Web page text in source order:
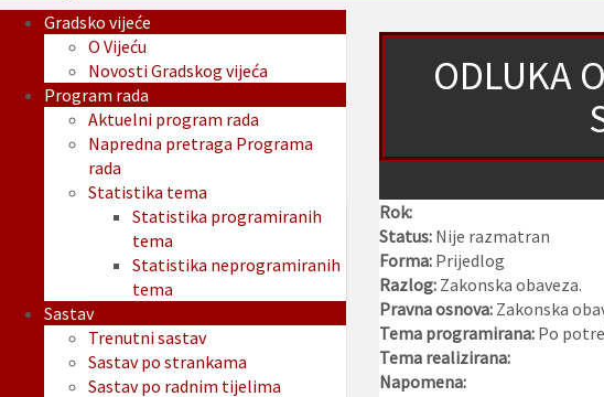
ODLUKA
Rok:
Status: Nije razmatran
Forma: Prijedlog
Razlog: Zakonska obaveza.
Pravna osnova: Zakonska
Tema programirana: Po
Tema realizirana:
Napomena:
Gradsko vijeće
O Vijeću
Novosti Gradskog vijeća
Program rada
Aktuelni program rada
Napredna pretraga Programa
rada
Statistika tema
Statistika programiranih
tema
Statistika neprogramiranih
tema
Sastav
Trenutni sastav
Sastav po strankama
Sastav po radnim tijelima